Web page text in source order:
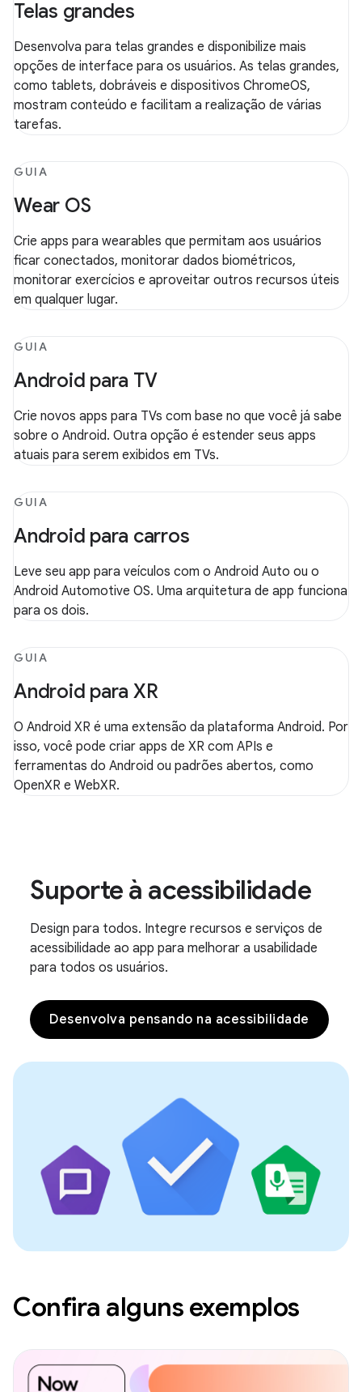
Telas grandes
Desenvolva para telas grandes e disponibilize mais
opções de interface para os usuários. As telas grandes,
como tablets, dobráveis e dispositivos ChromeOS,
mostram conteúdo e facilitam a realização de várias
tarefas.
GUIA
Wear OS
Crie apps para wearables que permitam aos usuários
ficar conectados, monitorar dados biométricos,
monitorar exercícios e aproveitar outros recursos úteis
em qualquer lugar.
GUIA
Android para TV
Crie novos apps para TVs com base no que você já sabe
sobre o Android. Outra opção é estender seus apps
atuais para serem exibidos em TVs.
GUIA
Android para carros
Leve seu app para veículos com o Android Auto ou o
Android Automotive OS. Uma arquitetura de app funciona
para os dois.
GUIA
Android para XR
O Android XR é uma extensão da plataforma Android. Por
isso, você pode criar apps de XR com APIs e
ferramentas do Android ou padrões abertos, como
OpenXR e WebXR.
Suporte à acessibilidade
Design para todos. Integre recursos e serviços de
acessibilidade ao app para melhorar a usabilidade
para todos os usuários.
Desenvolva pensando na acessibilidade
Confira alguns exemplos